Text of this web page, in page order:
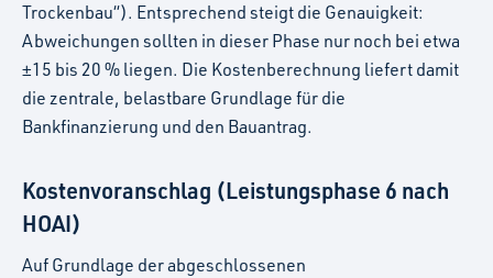
Trockenbau“). Entsprechend steigt die Genauigkeit:
Abweichungen sollten in dieser Phase nur noch bei etwa
±15 bis 20 % liegen. Die Kostenberechnung liefert damit
die zentrale, belastbare Grundlage für die
Bankfinanzierung und den Bauantrag.
Kostenvoranschlag (Leistungsphase 6 nach
HOAI)
Auf Grundlage der abgeschlossenen